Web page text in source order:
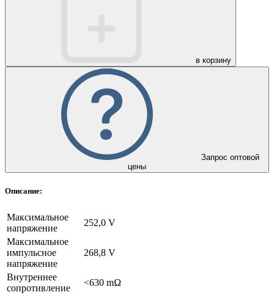
в корзину
цены
Описание:
Максимальное
напряжение
252,0 V
Максимальное
импульсное
напряжение
268,8 V
Внутреннее
сопротивление
<630 mΩ